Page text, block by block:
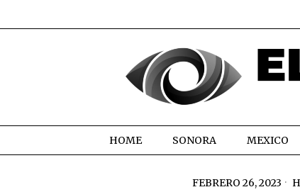
HOME SONORA MEXICO
FEBRERO 26, 2023